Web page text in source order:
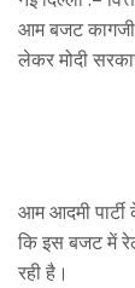
आम बजट कागजी
लेकर मोदी
आम आदमी पार्टी
कि इस बजट में
रही है।